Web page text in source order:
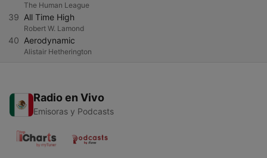
The Human League
39 All Time High
Robert W. Lamond
40 Aerodynamic
Alistair Hetherington
Radio en Vivo
Emisoras y Podcasts